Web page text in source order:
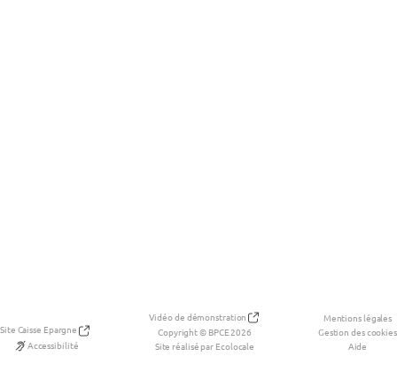
Site Caisse Epargne
Accessibilité
Vidéo de démonstration
Copyright © BPCE 2026
Site réalisé par Ecolocale
Mentions légales
Gestion des cookies
Aide